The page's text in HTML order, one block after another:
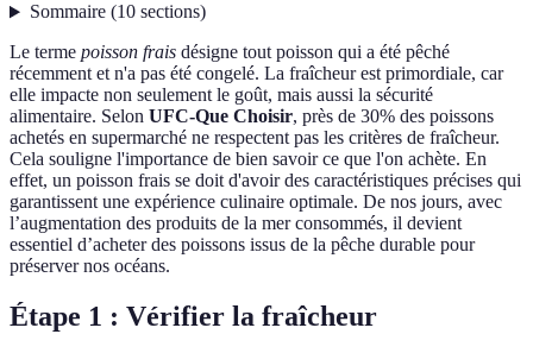
Sommaire(10 sections)
Le terme poisson frais désigne tout poisson qui a été pêché
récemment et n'a pas été congelé. La fraîcheur est primordiale, car
elle impacte non seulement le goût, mais aussi la sécurité
alimentaire. Selon UFC-Que Choisir, près de 30% des poissons
achetés en supermarché ne respectent pas les critères de fraîcheur.
Cela souligne l'importance de bien savoir ce que l'on achète. En
effet, un poisson frais se doit d'avoir des caractéristiques précises qui
garantissent une expérience culinaire optimale. De nos jours, avec
l’augmentation des produits de la mer consommés, il devient
essentiel d’acheter des poissons issus de la pêche durable pour
préserver nos océans.
Étape 1 : Vérifier la fraîcheur